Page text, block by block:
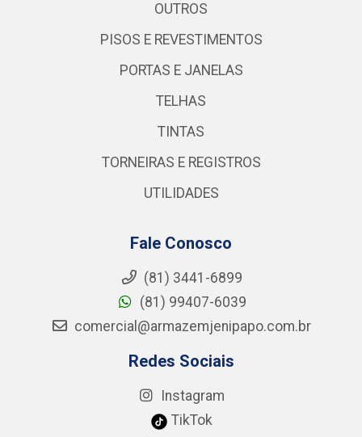
OUTROS
PISOS E REVESTIMENTOS
PORTAS E JANELAS
TELHAS
TINTAS
TORNEIRAS E REGISTROS
UTILIDADES
Fale Conosco
(81) 3441-6899
(81) 99407-6039
comercial@armazemjenipapo.com.br
Redes Sociais
Instagram
TikTok